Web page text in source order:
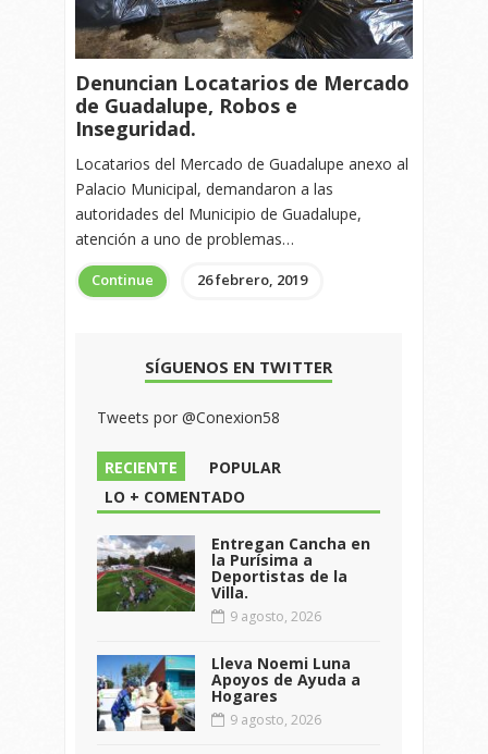
Denuncian Locatarios de Mercado
de Guadalupe, Robos e
Inseguridad.
Locatarios del Mercado de Guadalupe anexo al
Palacio Municipal, demandaron a las
autoridades del Municipio de Guadalupe,
atención a uno de problemas…
Continue 26 febrero, 2019
SÍGUENOS EN TWITTER
Tweets por @Conexion58
RECIENTE
POPULAR
LO + COMENTADO
Entregan Cancha en
la Purísima a
Deportistas de la
Villa.
9 agosto, 2026
Lleva Noemi Luna
Apoyos de Ayuda a
Hogares
9 agosto, 2026